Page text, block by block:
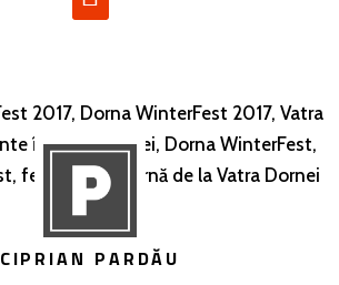
CIPRIAN PARDĂU